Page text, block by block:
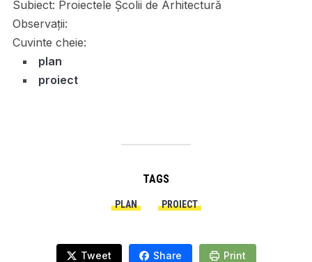
Subiect: Proiectele Școlii de Arhitectură
Observații:
Cuvinte cheie:
plan
proiect
TAGS
PLAN PROIECT
Tweet Share Print